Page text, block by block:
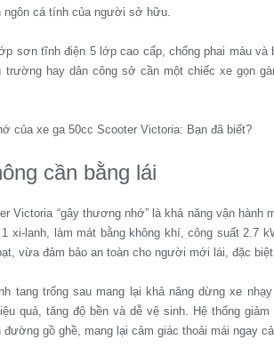
ngôn cá tính của người sở hữu.
sơn tĩnh điện 5 lớp cao cấp, chống phai màu
hay dân công sở cần một chiếc xe gọn
cần bằng lái
Victoria “gây thương nhớ” là khả năng vận
xi-lanh, làm mát bằng không khí, công suất 2.7
vừa đảm bảo an toàn cho người mới lái, đặc
tang trống sau mang lại khả năng dừng xe
quả, tăng độ bền và dễ vệ sinh. Hệ thống
gồ ghề, mang lại cảm giác thoải mái ngay